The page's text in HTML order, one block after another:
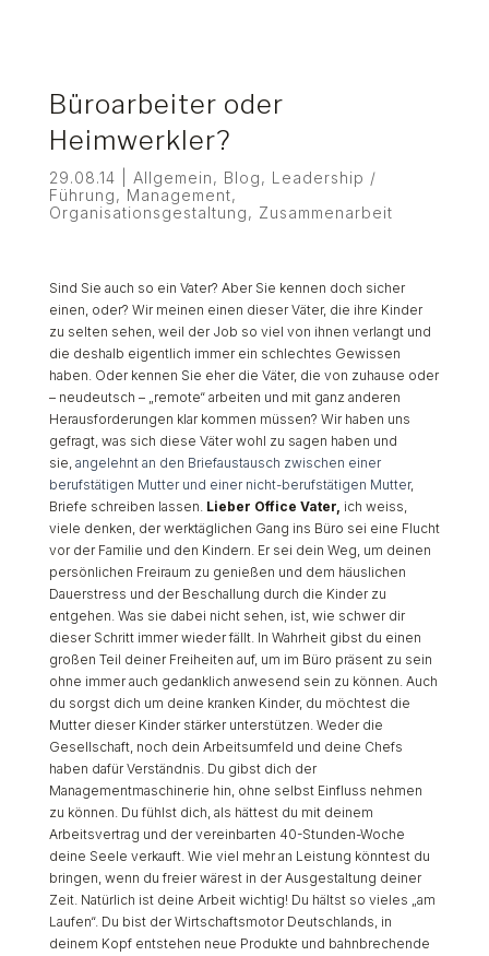
Büroarbeiter oder
Heimwerkler?
29.08.14 Allgemein, Blog, Leadership /
Führung, Management,
Organisationsgestaltung, Zusammenarbeit
Sind Sie auch so ein Vater? Aber Sie kennen doch sicher
einen, oder? Wir meinen einen dieser Väter, die ihre Kinder
zu selten sehen, weil der Job so viel von ihnen verlangt und
die deshalb eigentlich immer ein schlechtes Gewissen
haben. Oder kennen Sie eher die Väter, die von zuhause oder
– neudeutsch – „remote“ arbeiten und mit ganz anderen
Herausforderungen klar kommen müssen? Wir haben uns
gefragt, was sich diese Väter wohl zu sagen haben und
sie, angelehnt an den Briefaustausch zwischen einer
berufstätigen Mutter und einer nicht-berufstätigen Mutter,
Briefe schreiben lassen. Lieber Office Vater, ich weiss,
viele denken, der werktäglichen Gang ins Büro sei eine Flucht
vor der Familie und den Kindern. Er sei dein Weg, um deinen
persönlichen Freiraum zu genießen und dem häuslichen
Dauerstress und der Beschallung durch die Kinder zu
entgehen. Was sie dabei nicht sehen, ist, wie schwer dir
dieser Schritt immer wieder fällt. In Wahrheit gibst du einen
großen Teil deiner Freiheiten auf, um im Büro präsent zu sein
ohne immer auch gedanklich anwesend sein zu können. Auch
du sorgst dich um deine kranken Kinder, du möchtest die
Mutter dieser Kinder stärker unterstützen. Weder die
Gesellschaft, noch dein Arbeitsumfeld und deine Chefs
haben dafür Verständnis. Du gibst dich der
Managementmaschinerie hin, ohne selbst Einfluss nehmen
zu können. Du fühlst dich, als hättest du mit deinem
Arbeitsvertrag und der vereinbarten 40-Stunden-Woche
deine Seele verkauft. Wie viel mehr an Leistung könntest du
bringen, wenn du freier wärest in der Ausgestaltung deiner
Zeit. Natürlich ist deine Arbeit wichtig! Du hältst so vieles „am
Laufen“. Du bist der Wirtschaftsmotor Deutschlands, in
deinem Kopf entstehen neue Produkte und bahnbrechende